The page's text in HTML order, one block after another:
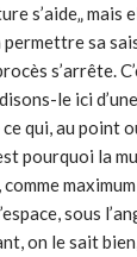
s’aide„ mais
sa
s’arrête.
le ici
qui, au point
pourquoi la
sous
on le sait